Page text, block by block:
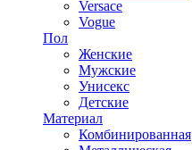
Versace
Vogue
Пол
Женские
Мужские
Унисекс
Детские
Материал
Комбинированная